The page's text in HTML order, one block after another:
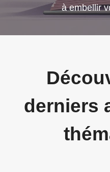
à embellir
derniers